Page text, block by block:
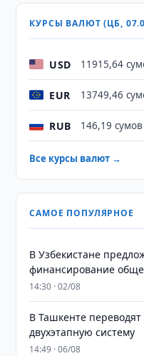
КУРСЫ ВАЛЮТ (ЦБ,
USD 11915,64
EUR 13749,46
RUB 146,19 сумов
Все курсы валют →
САМОЕ ПОПУЛЯРНОЕ
В Узбекистане
финансирование
14:30 · 02/08
В Ташкенте
двухэтапную систему
14:49 · 06/08